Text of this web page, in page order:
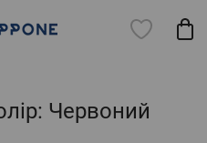
Червоний